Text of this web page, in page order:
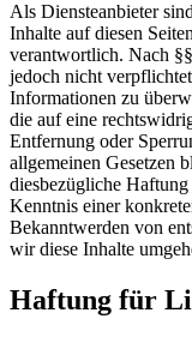
Als Diensteanbieter
Inhalte auf diesen
verantwortlich. Nach
jedoch nicht
Informationen zu
die auf eine
Entfernung oder
allgemeinen Gesetzen
diesbezügliche
Kenntnis einer
Bekanntwerden von
wir diese Inhalte
Haftung für